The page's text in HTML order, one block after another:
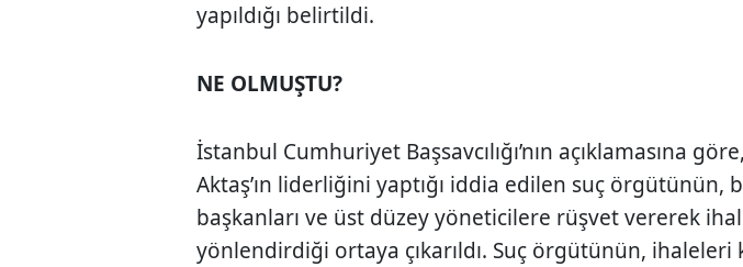
yapıldığı belirtildi.
NE OLMUŞTU?
İstanbul Cumhuriyet Başsavcılığı’nın açıklamasına
Aktaş’ın liderliğini yaptığı iddia edilen suç örgütünün,
başkanları ve üst düzey yöneticilere rüşvet vererek
yönlendirdiği ortaya çıkarıldı. Suç örgütünün, ihaleleri